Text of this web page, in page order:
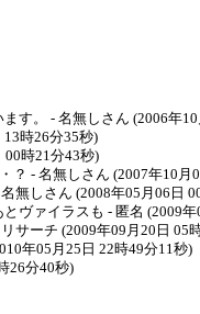
す。 - 名無しさん (2006年
13時26分35秒)
00時21分43秒)
？ - 名無しさん (2007年10月
無しさん (2008年05月06日
ヴァイラスも - 匿名 (2009
サーチ (2009年09月20日 05
年05月25日 22時49分11秒)
26分40秒)